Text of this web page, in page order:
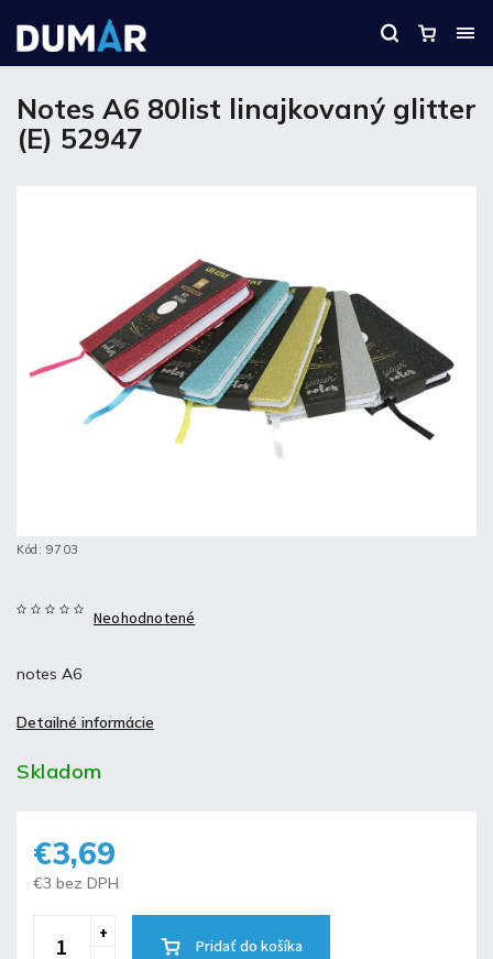
Notes A6 80list linajkovaný glitter
(E) 52947
Kód: 9703
Neohodnotené
notes A6
Detailné informácie
Skladom
€3,69
€3 bez DPH
Pridať do košíka